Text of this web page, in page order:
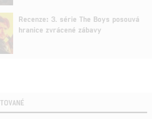
Recenze: 3. série The Boys posouvá
hranice zvrácené zábavy